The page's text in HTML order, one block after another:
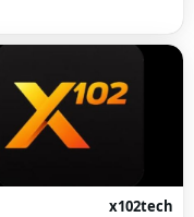
x102tech